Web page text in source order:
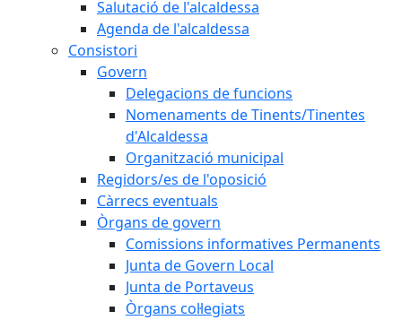
Salutació de l'alcaldessa
Agenda de l'alcaldessa
Consistori
Govern
Delegacions de funcions
Nomenaments de Tinents/Tinentes
d'Alcaldessa
Organització municipal
Regidors/es de l'oposició
Càrrecs eventuals
Òrgans de govern
Comissions informatives Permanents
Junta de Govern Local
Junta de Portaveus
Òrgans col·legiats